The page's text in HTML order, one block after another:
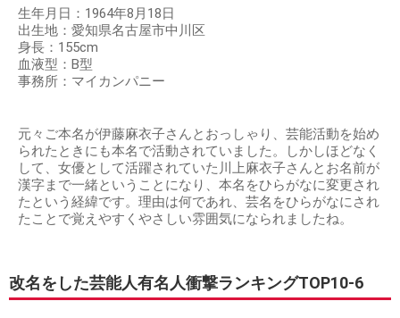
生年月日：1964年8月18日
出生地：愛知県名古屋市中川区
身長：155cm
血液型：B型
事務所：マイカンパニー
元々ご本名が伊藤麻衣子さんとおっしゃり、芸能活動を始め
られたときにも本名で活動されていました。しかしほどなく
して、女優として活躍されていた川上麻衣子さんとお名前が
漢字まで一緒ということになり、本名をひらがなに変更され
たという経緯です。理由は何であれ、芸名をひらがなにされ
たことで覚えやすくやさしい雰囲気になられましたね。
改名をした芸能人有名人衝撃ランキングTOP10-6